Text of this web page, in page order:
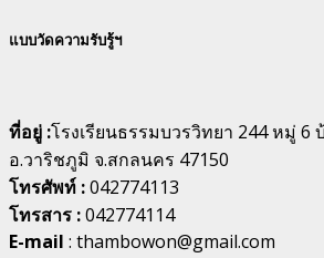
แบบวัดความรับรู้ฯ
ที่อยู่ :โรงเรียนธรรมบวรวิทยา 244 หมู่ 6
อ.วาริชภูมิ จ.สกลนคร 47150
โทรศัพท์ :042774113
โทรสาร :042774114
E-mail : thambowon@gmail.com